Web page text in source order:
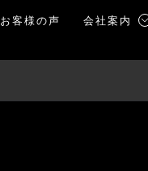
お客様の声 会社案内